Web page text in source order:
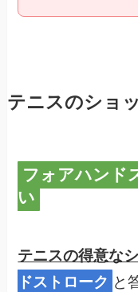
テニスのショ
フォアハンド
い
テニスの得意な
ドストローク と